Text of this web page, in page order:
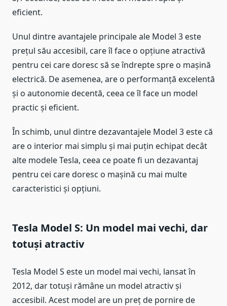
eficient.
Unul dintre avantajele principale ale Model 3 este
prețul său accesibil, care îl face o opțiune atractivă
pentru cei care doresc să se îndrepte spre o mașină
electrică. De asemenea, are o performanță excelentă
și o autonomie decentă, ceea ce îl face un model
practic și eficient.
În schimb, unul dintre dezavantajele Model 3 este că
are o interior mai simplu și mai puțin echipat decât
alte modele Tesla, ceea ce poate fi un dezavantaj
pentru cei care doresc o mașină cu mai multe
caracteristici și opțiuni.
Tesla Model S: Un model mai vechi, dar
totuși atractiv
Tesla Model S este un model mai vechi, lansat în
2012, dar totuși rămâne un model atractiv și
accesibil. Acest model are un preț de pornire de